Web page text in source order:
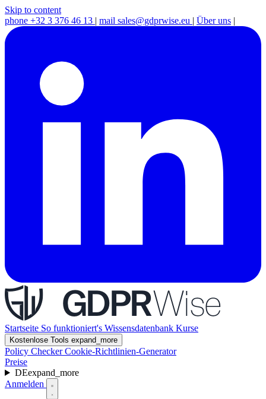
Skip to content
phone +32 3 376 46 13 | mail sales@gdprwise.eu | Über uns |
Startseite So funktioniert's Wissensdatenbank Kurse
Kostenlose Tools expand_more
Policy CheckerCookie-Richtlinien-Generator
Preise
DEexpand_more
Anmelden